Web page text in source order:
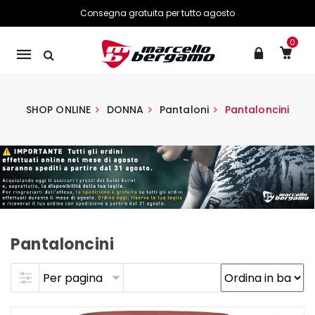
Consegna gratuita per tutto agosto
Mobile
0
SHOP ONLINE DONNA Pantaloni Pantaloncini
Skip to content
Pantaloncini
Per pagina